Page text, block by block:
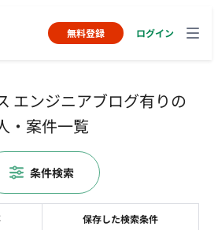
無料登録 ログイン
エンジニアブログ有りの
・案件一覧
保存した検索条件
条件検索